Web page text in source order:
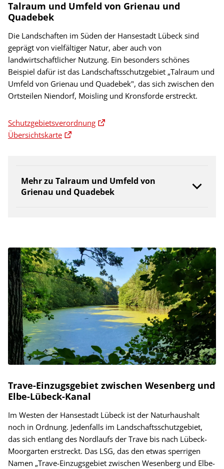
Talraum und Umfeld von Grienau und
Quadebek
Die Landschaften im Süden der Hansestadt Lübeck sind
geprägt von vielfältiger Natur, aber auch von
landwirtschaftlicher Nutzung. Ein besonders schönes
Beispiel dafür ist das Landschaftsschutzgebiet „Talraum und
Umfeld von Grienau und Quadebek", das sich zwischen den
Ortsteilen Niendorf, Moisling und Kronsforde erstreckt.
Schutzgebietsverordnung
Übersichtskarte
Mehr zu Talraum und Umfeld von
Grienau und Quadebek
Trave-Einzugsgebiet zwischen Wesenberg und
Elbe-Lübeck-Kanal
Im Westen der Hansestadt Lübeck ist der Naturhaushalt
noch in Ordnung. Jedenfalls im Landschaftsschutzgebiet,
das sich entlang des Nordlaufs der Trave bis nach Lübeck-
Moorgarten erstreckt. Das LSG, das den etwas sperrigen
Namen „Trave-Einzugsgebiet zwischen Wesenberg und Elbe-